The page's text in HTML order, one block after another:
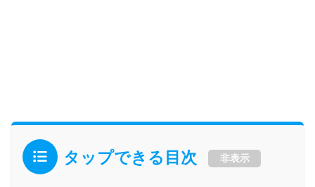
タップできる目次 非表示